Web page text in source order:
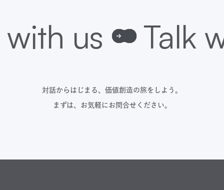
対話からはじまる、価値創造の旅をしよう。
まずは、お気軽にお問合せください。